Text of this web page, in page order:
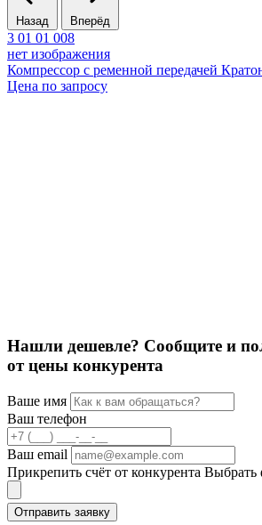
Назад Вперёд
3 01 01 008
нет изображения
Компрессор с ременной передачей
Цена по запросу
Нашли дешевле? Сообщите и
от цены конкурента
Ваше имя
Ваш телефон
Ваш email
Прикрепить счёт от конкурента Выбрать
Отправить заявку